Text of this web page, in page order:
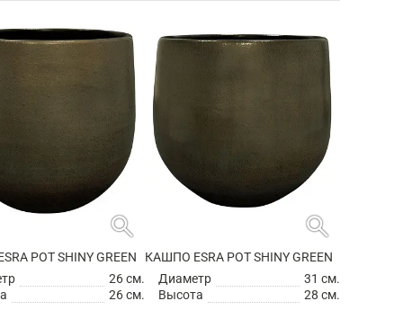
search
POT SHINY GREEN
26 см.
26 см.
search
КАШПО ESRA POT SHINY GREEN
Диаметр
31 см.
Высота
28 см.